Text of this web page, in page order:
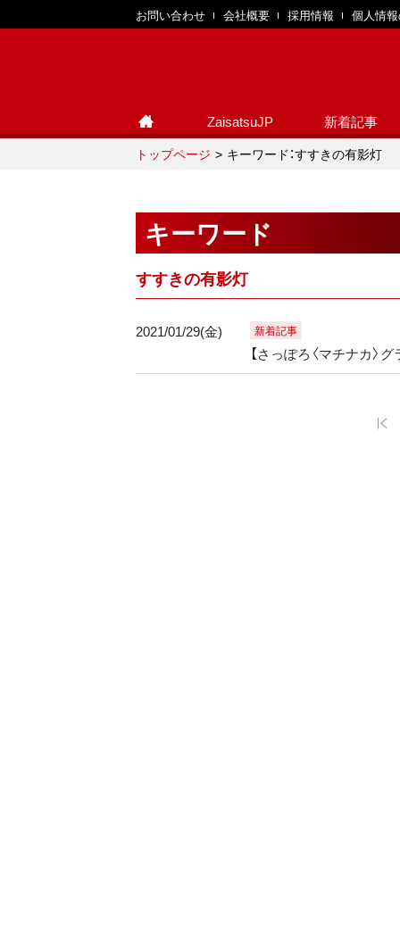
お問い合わせ 会社概要 採用情報 個人情
ZaisatsuJP 新着記事
トップページ キーワード：すすきの有影灯
キーワード
すすきの有影灯
2021/01/29(金) 新着記事
【さっぽろ〈マチナカ〉